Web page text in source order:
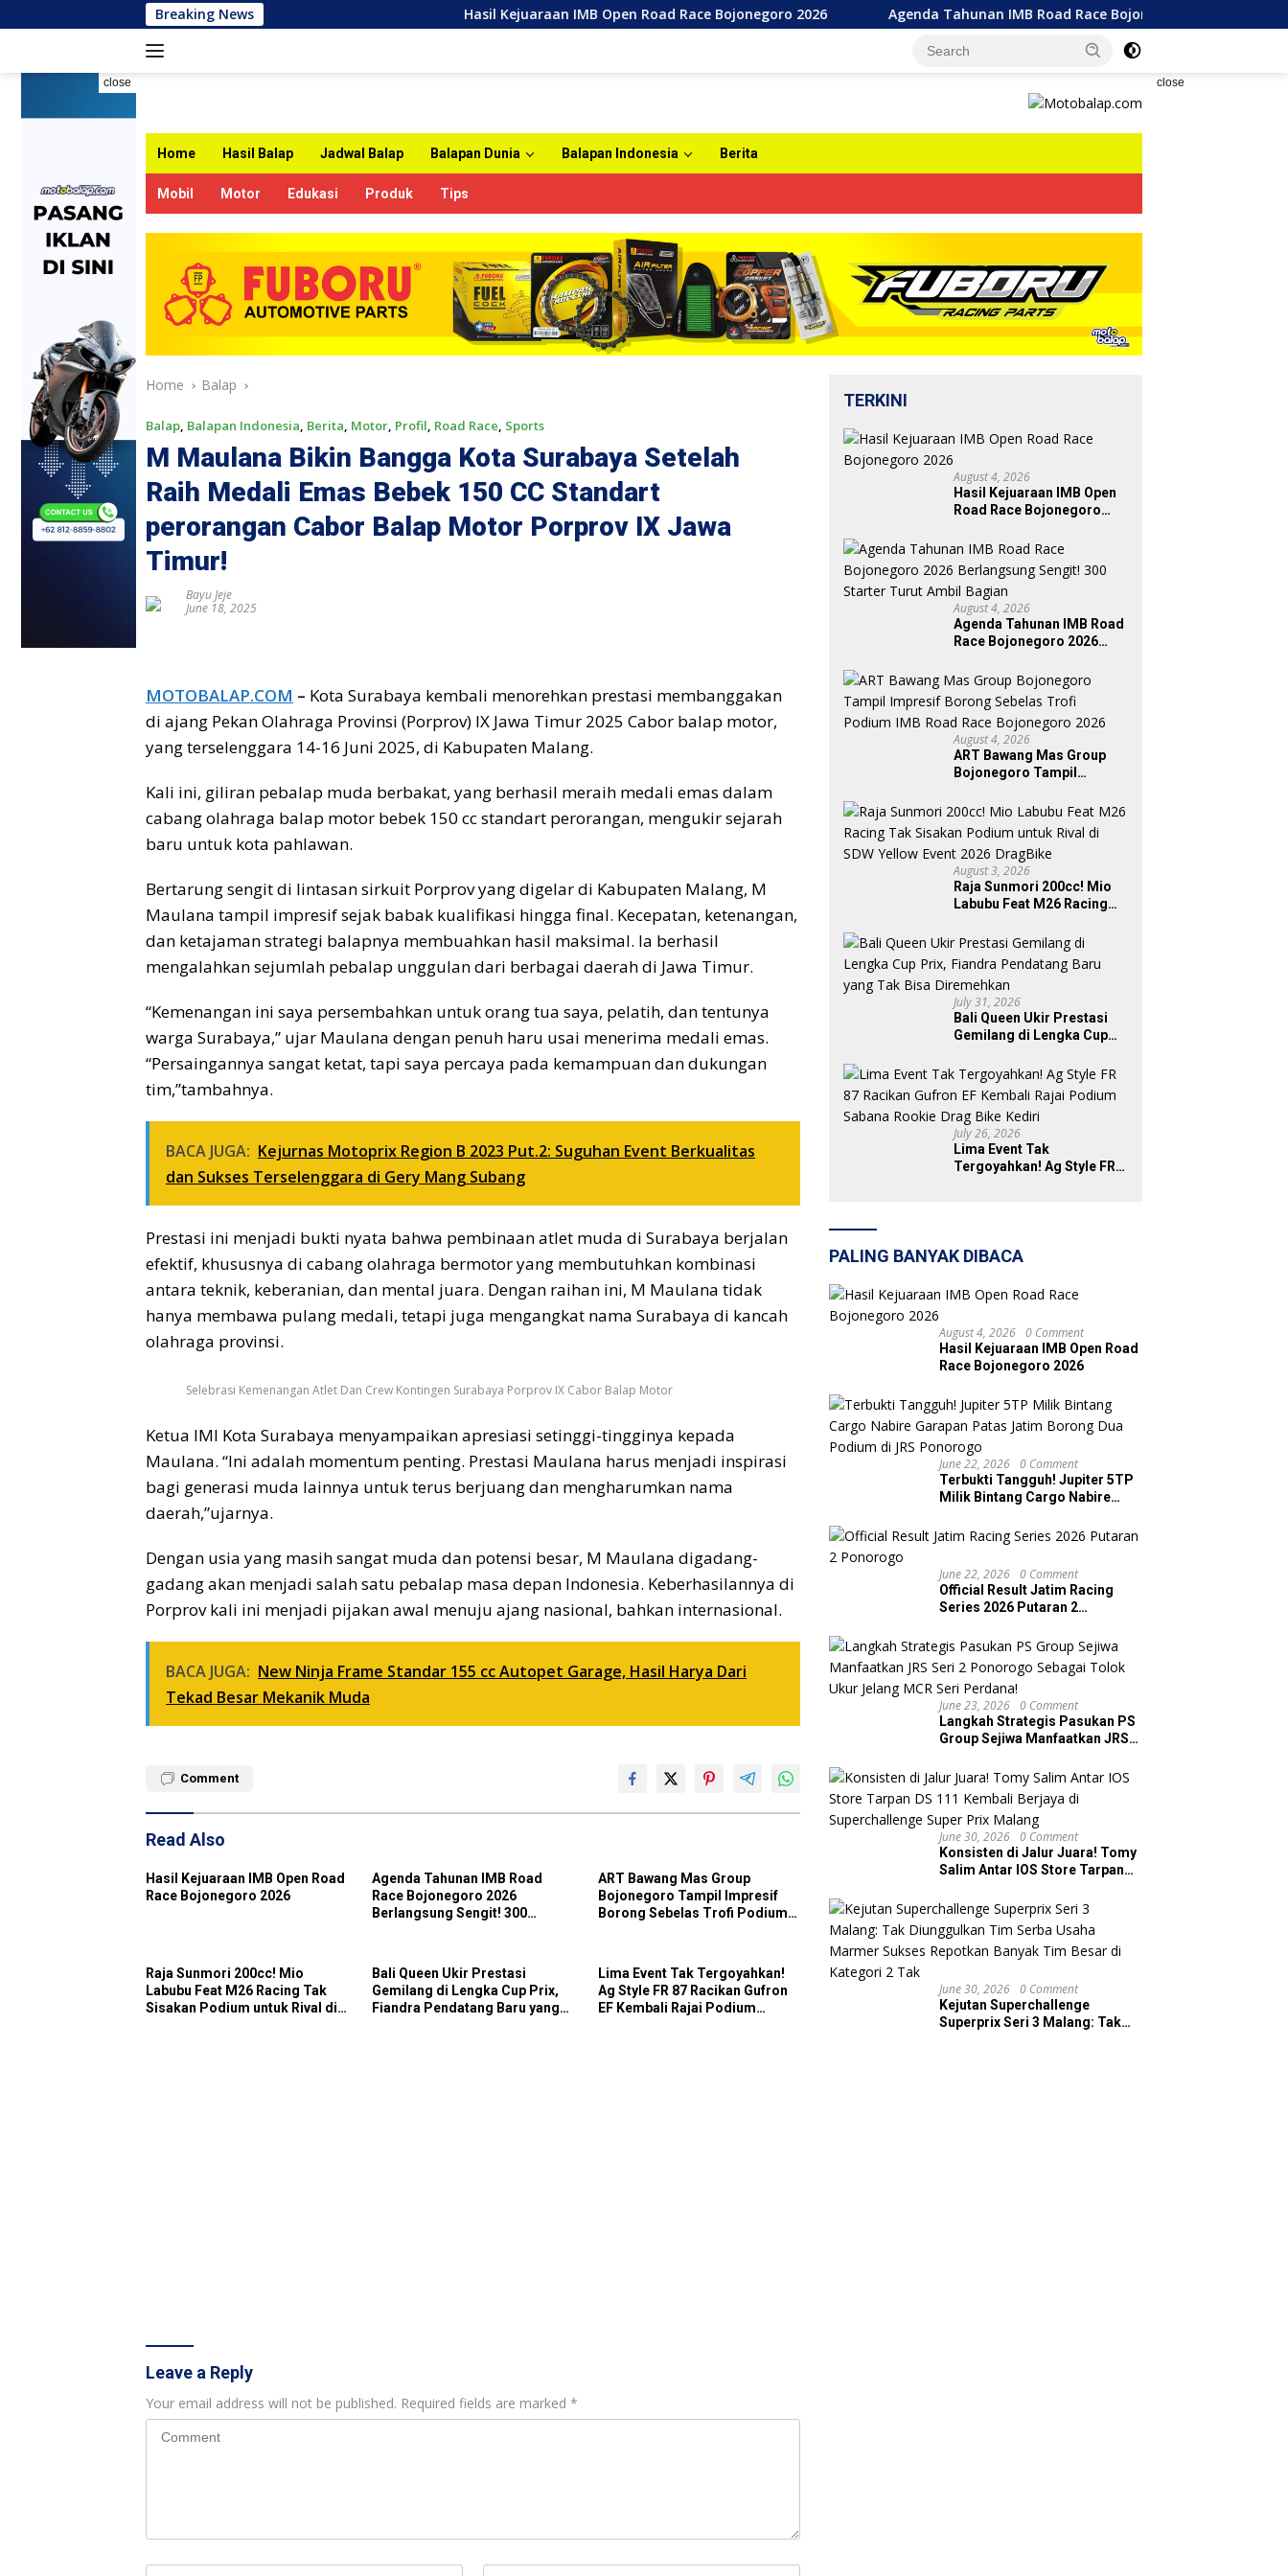
to
Breaking News Hasil Kejuaraan IMB Open Road Race Bojonegoro 2026 Agenda Tahunan IMB Road Race Bojonegoro 2026 Berlangsung
close close
Home Hasil Balap Jadwal Balap Balapan Dunia Balapan Indonesia Berita
Mobil Motor Edukasi Produk Tips
Home Balap
Balap, Balapan Indonesia, Berita, Motor, Profil, Road Race, Sports
M Maulana Bikin Bangga Kota Surabaya Setelah
Raih Medali Emas Bebek 150 CC Standart
perorangan Cabor Balap Motor Porprov IX Jawa
Timur!
Bayu Jeje
June 18, 2025
MOTOBALAP.COM – Kota Surabaya kembali menorehkan prestasi membanggakan
di ajang Pekan Olahraga Provinsi (Porprov) IX Jawa Timur 2025 Cabor balap motor,
yang terselenggara 14-16 Juni 2025, di Kabupaten Malang.
Kali ini, giliran pebalap muda berbakat, yang berhasil meraih medali emas dalam
cabang olahraga balap motor bebek 150 cc standart perorangan, mengukir sejarah
baru untuk kota pahlawan.
Bertarung sengit di lintasan sirkuit Porprov yang digelar di Kabupaten Malang, M
Maulana tampil impresif sejak babak kualifikasi hingga final. Kecepatan, ketenangan,
dan ketajaman strategi balapnya membuahkan hasil maksimal. Ia berhasil
mengalahkan sejumlah pebalap unggulan dari berbagai daerah di Jawa Timur.
“Kemenangan ini saya persembahkan untuk orang tua saya, pelatih, dan tentunya
warga Surabaya,” ujar Maulana dengan penuh haru usai menerima medali emas.
“Persaingannya sangat ketat, tapi saya percaya pada kemampuan dan dukungan
tim,”tambahnya.
BACA JUGA: Kejurnas Motoprix Region B 2023 Put.2: Suguhan Event Berkualitas
dan Sukses Terselenggara di Gery Mang Subang
Prestasi ini menjadi bukti nyata bahwa pembinaan atlet muda di Surabaya berjalan
efektif, khususnya di cabang olahraga bermotor yang membutuhkan kombinasi
antara teknik, keberanian, dan mental juara. Dengan raihan ini, M Maulana tidak
hanya membawa pulang medali, tetapi juga mengangkat nama Surabaya di kancah
olahraga provinsi.
Selebrasi Kemenangan Atlet Dan Crew Kontingen Surabaya Porprov IX Cabor Balap Motor
Ketua IMI Kota Surabaya menyampaikan apresiasi setinggi-tingginya kepada
Maulana. “Ini adalah momentum penting. Prestasi Maulana harus menjadi inspirasi
bagi generasi muda lainnya untuk terus berjuang dan mengharumkan nama
daerah,”ujarnya.
Dengan usia yang masih sangat muda dan potensi besar, M Maulana digadang-
gadang akan menjadi salah satu pebalap masa depan Indonesia. Keberhasilannya di
Porprov kali ini menjadi pijakan awal menuju ajang nasional, bahkan internasional.
BACA JUGA: New Ninja Frame Standar 155 cc Autopet Garage, Hasil Harya Dari
Tekad Besar Mekanik Muda
Comment
Read Also
Hasil Kejuaraan IMB Open Road
Race Bojonegoro 2026
Agenda Tahunan IMB Road
Race Bojonegoro 2026
Berlangsung Sengit! 300
ART Bawang Mas Group
Bojonegoro Tampil Impresif
Borong Sebelas Trofi Podium
Raja Sunmori 200cc! Mio
Labubu Feat M26 Racing Tak
Sisakan Podium untuk Rival di
Bali Queen Ukir Prestasi
Gemilang di Lengka Cup Prix,
Fiandra Pendatang Baru yang
Lima Event Tak Tergoyahkan!
Ag Style FR 87 Racikan Gufron
EF Kembali Rajai Podium
Leave a Reply
Your email address will not be published. Required fields are marked *
TERKINI
August 4, 2026
Hasil Kejuaraan IMB Open
Road Race Bojonegoro
August 4, 2026
Agenda Tahunan IMB Road
Race Bojonegoro 2026
Starter Turut Ambil Bagian
August 4, 2026
ART Bawang Mas Group
Bojonegoro Tampil
Trofi Podium IMB Road
Race Bojonegoro 2026
August 3, 2026
Raja Sunmori 200cc! Mio
Labubu Feat M26 Racing
Rival di SDW Yellow Event
2026 DragBike
July 31, 2026
Bali Queen Ukir Prestasi
Gemilang di Lengka Cup
Baru yang Tak Bisa
Diremehkan
July 26, 2026
Lima Event Tak
Tergoyahkan! Ag Style FR
PALING BANYAK DIBACA
August 4, 2026 0 Comment
Hasil Kejuaraan IMB Open Road
Race Bojonegoro 2026
June 22, 2026 0 Comment
Terbukti Tangguh! Jupiter 5TP
Milik Bintang Cargo Nabire
Dua Podium di JRS Ponorogo
June 22, 2026 0 Comment
Official Result Jatim Racing
Series 2026 Putaran 2
June 23, 2026 0 Comment
Langkah Strategis Pasukan PS
Group Sejiwa Manfaatkan JRS
Ukur Jelang MCR Seri Perdana!
June 30, 2026 0 Comment
Konsisten di Jalur Juara! Tomy
Salim Antar IOS Store Tarpan
Superchallenge Super Prix
Malang
June 30, 2026 0 Comment
Kejutan Superchallenge
Superprix Seri 3 Malang: Tak